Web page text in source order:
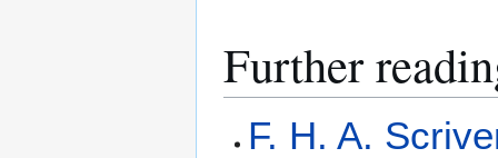
Further
F. H. A.